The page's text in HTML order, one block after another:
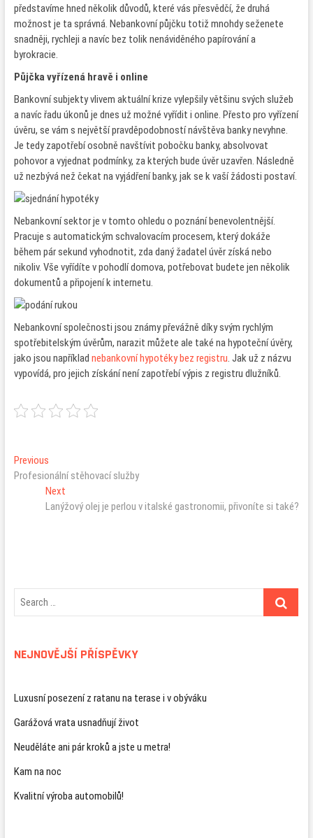
představíme hned několik důvodů, které vás přesvědčí, že druhá
možnost je ta správná. Nebankovní půjčku totiž mnohdy seženete
snadněji, rychleji a navíc bez tolik nenáviděného papírování a
byrokracie.
Půjčka vyřízená hravě i online
Bankovní subjekty vlivem aktuální krize vylepšily většinu svých služeb
a navíc řadu úkonů je dnes už možné vyřídit i online. Přesto pro vyřízení
úvěru, se vám s největší pravděpodobností návštěva banky nevyhne.
Je tedy zapotřebí osobně navštívit pobočku banky, absolvovat
pohovor a vyjednat podmínky, za kterých bude úvěr uzavřen. Následně
už nezbývá než čekat na vyjádření banky, jak se k vaší žádosti postaví.
Nebankovní sektor je v tomto ohledu o poznání benevolentnější.
Pracuje s automatickým schvalovacím procesem, který dokáže
během pár sekund vyhodnotit, zda daný žadatel úvěr získá nebo
nikoliv. Vše vyřídíte v pohodlí domova, potřebovat budete jen několik
dokumentů a připojení k internetu.
Nebankovní společnosti jsou známy převážně díky svým rychlým
spotřebitelským úvěrům, narazit můžete ale také na hypoteční úvěry,
jako jsou například nebankovní hypotéky bez registru. Jak už z názvu
vypovídá, pro jejich získání není zapotřebí výpis z registru dlužníků.
Navigace
pro
příspěvek
PreviousPrevious
post:
Profesionální stěhovací služby
Next
post:
Lanýžový olej je perlou v italské gastronomii, přivoníte si také?
NEJNOVĚJŠÍ PŘÍSPĚVKY
Luxusní posezení z ratanu na terase i v obýváku
Garážová vrata usnadňují život
Neuděláte ani pár kroků a jste u metra!
Kam na noc
Kvalitní výroba automobilů!